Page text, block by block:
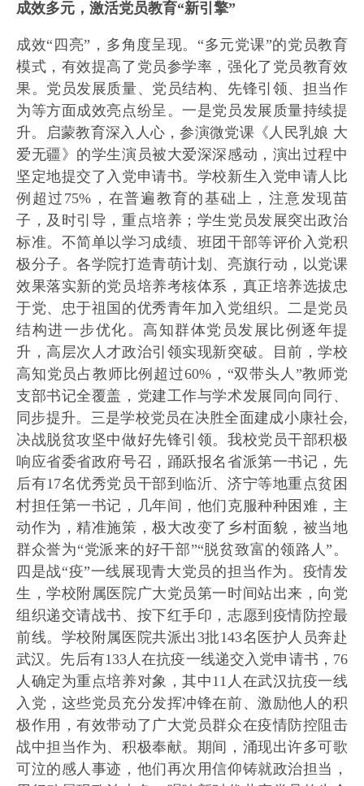
成效多元，激活党员教育“新引擎”
成效“四亮”，多角度呈现。“多元党课”的党员教育
模式，有效提高了党员参学率，强化了党员教育效
果。党员发展质量、党员结构、先锋引领、担当作
为等方面成效亮点纷呈。一是党员发展质量持续提
升。启蒙教育深入人心，参演微党课《人民乳娘 大
爱无疆》的学生演员被大爱深深感动，演出过程中
坚定地提交了入党申请书。学校新生入党申请人比
例超过75%，在普遍教育的基础上，注意发现苗
子，及时引导，重点培养；学生党员发展突出政治
标准。不简单以学习成绩、班团干部等评价入党积
极分子。各学院打造青萌计划、亮旗行动，以党课
效果落实新的党员培养考核体系，真正培养选拔忠
于党、忠于祖国的优秀青年加入党组织。二是党员
结构进一步优化。高知群体党员发展比例逐年提
升，高层次人才政治引领实现新突破。目前，学校
高知党员占教师比例超过60%，“双带头人”教师党
支部书记全覆盖，党建工作与学术发展同向同行、
同步提升。三是学校党员在决胜全面建成小康社会,
决战脱贫攻坚中做好先锋引领。我校党员干部积极
响应省委省政府号召，踊跃报名省派第一书记，先
后有17名优秀党员干部到临沂、济宁等地重点贫困
村担任第一书记，几年间，他们克服种种困难，主
动作为，精准施策，极大改变了乡村面貌，被当地
群众誉为“党派来的好干部”“脱贫致富的领路人”。
四是战“疫”一线展现青大党员的担当作为。疫情发
生，学校附属医院广大党员第一时间站出来，向党
组织递交请战书、按下红手印，志愿到疫情防控最
前线。学校附属医院共派出3批143名医护人员奔赴
武汉。先后有133人在抗疫一线递交入党申请书，76
人确定为重点培养对象，其中11人在武汉抗疫一线
入党，这些党员充分发挥冲锋在前、激励他人的积
极作用，有效带动了广大党员群众在疫情防控阻击
战中担当作为、积极奉献。期间，涌现出许多可歌
可泣的感人事迹，他们再次用信仰铸就政治担当，